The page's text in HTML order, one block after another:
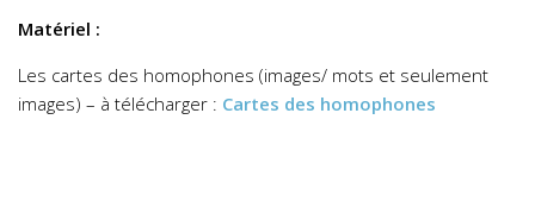
Matériel :
Les cartes des homophones (images/ mots et seulement
images) – à télécharger : Cartes des homophones